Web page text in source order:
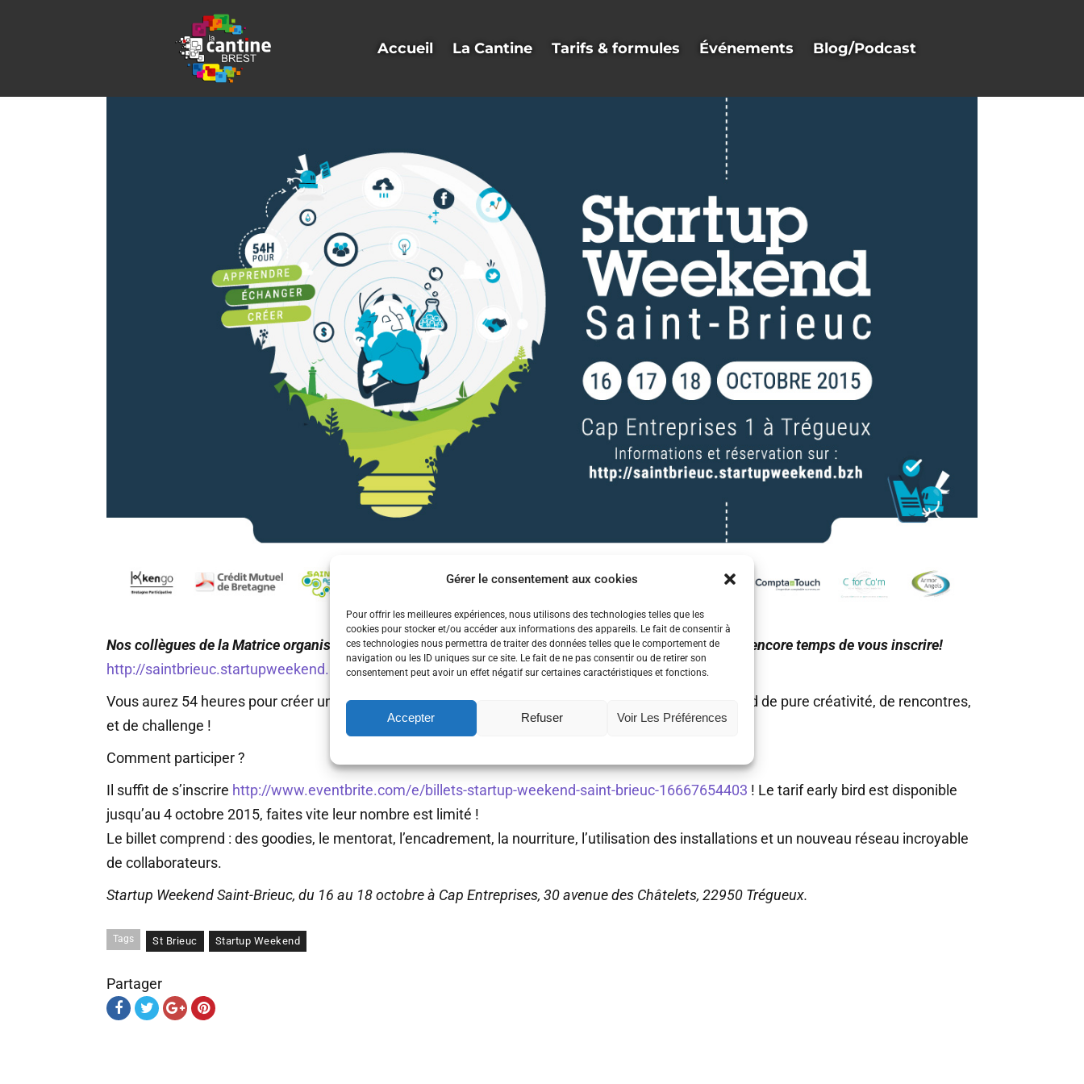
Gérer le consentement aux cookies
Pour offrir les meilleures expériences, nous utilisons des technologies telles que les
cookies pour stocker et/ou accéder aux informations des appareils. Le fait de consentir à
ces technologies nous permettra de traiter des données telles que le comportement de
navigation ou les ID uniques sur ce site. Le fait de ne pas consentir ou de retirer son
consentement peut avoir un effet négatif sur certaines caractéristiques et fonctions.
Accepter Refuser Voir Les Préférences
Accueil La Cantine Tarifs & formules Événements Blog/Podcast
Nos collègues de la Matrice organise le Startup Weekend Saint-Brieuc du 16 au 18 octobre 2015. Il est encore temps de vous inscrire!
http://saintbrieuc.startupweekend.bzh
Vous aurez 54 heures pour créer une startup viable à partir d’une idée innovante. Ce sera un week-end de pure créativité, de rencontres,
et de challenge !
Comment participer ?
Il suffit de s’inscrire http://www.eventbrite.com/e/billets-startup-weekend-saint-brieuc-16667654403 ! Le tarif early bird est disponible
jusqu’au 4 octobre 2015, faites vite leur nombre est limité !
Le billet comprend : des goodies, le mentorat, l’encadrement, la nourriture, l’utilisation des installations et un nouveau réseau incroyable
de collaborateurs.
Startup Weekend Saint-Brieuc, du 16 au 18 octobre à Cap Entreprises, 30 avenue des Châtelets, 22950 Trégueux.
Tags St Brieuc Startup Weekend
Partager